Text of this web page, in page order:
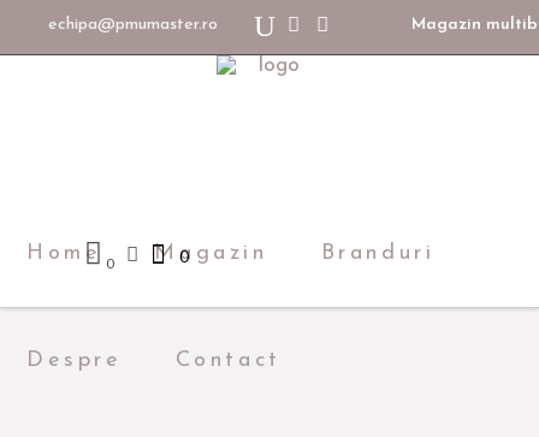
echipa@pmumaster.ro Magazin
Home Magazin Branduri
Despre Contact
0 0